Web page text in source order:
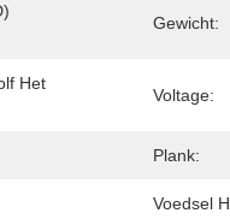
Gewicht:
Het
Voltage:
Plank:
Voedsel